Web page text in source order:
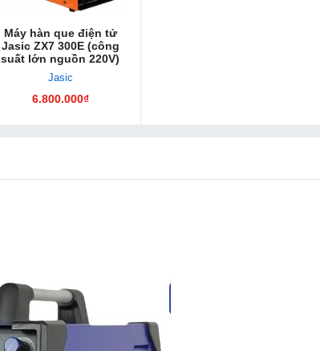
Máy hàn que điện tử
Jasic ZX7 300E (công
suất lớn nguồn 220V)
Jasic
6.800.000₫